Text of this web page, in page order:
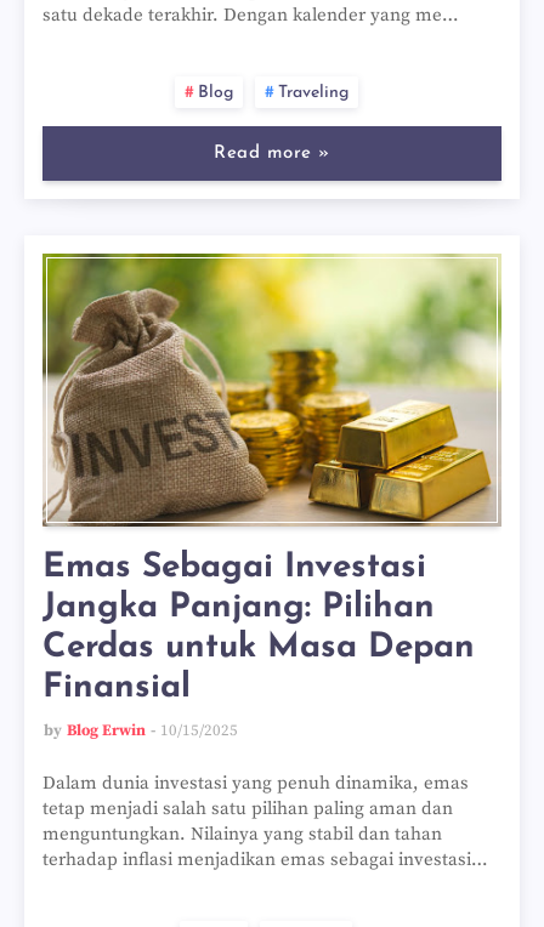
satu dekade terakhir. Dengan kalender yang me…
Blog Traveling
Read more »
Emas Sebagai Investasi
Jangka Panjang: Pilihan
Cerdas untuk Masa Depan
Finansial
by Blog Erwin 10/15/2025
Dalam dunia investasi yang penuh dinamika, emas
tetap menjadi salah satu pilihan paling aman dan
menguntungkan. Nilainya yang stabil dan tahan
terhadap inflasi menjadikan emas sebagai investasi…